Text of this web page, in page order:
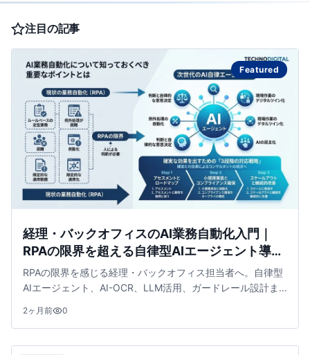
注目の記事
Featured
経理・バックオフィスのAI業務自動化入門｜
RPAの限界を超える自律型AIエージェント導入
戦略
RPAの限界を感じる経理・バックオフィス担当者へ。自律型
AIエージェント、AI-OCR、LLM活用、ガードレール設計ま
2ヶ月前 0